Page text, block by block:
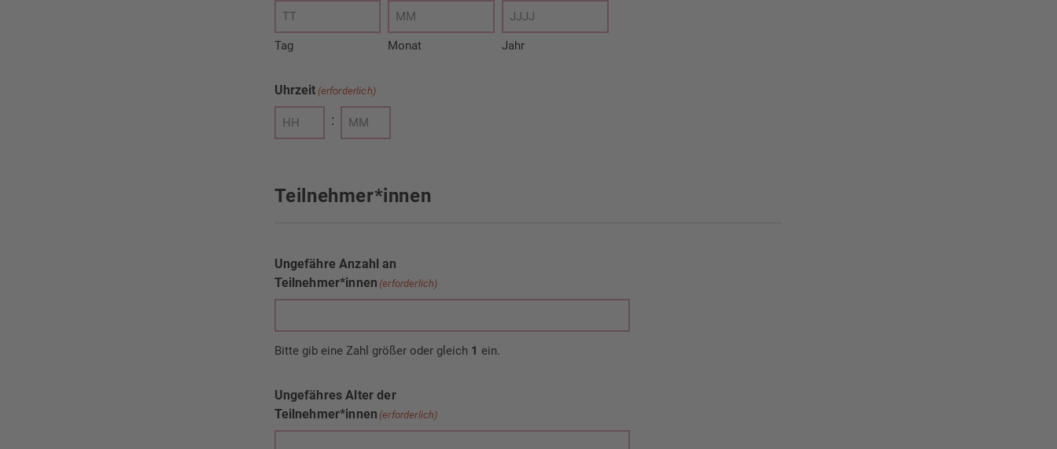
Tag Monat Jahr
Uhrzeit (erforderlich)
:
Teilnehmer*innen
Ungefähre Anzahl an
Teilnehmer*innen (erforderlich)
Bitte gib eine Zahl größer oder gleich 1 ein.
Ungefähres Alter der
Teilnehmer*innen (erforderlich)